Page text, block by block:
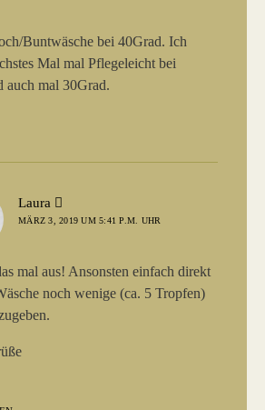
Buntwäsche bei 40Grad. Ich
Mal mal Pflegeleicht bei
auch mal 30Grad.
Laura
MÄRZ 3, 2019 UM 5:41 P.M. UHR
mal aus! Ansonsten einfach direkt
noch wenige (ca. 5 Tropfen)